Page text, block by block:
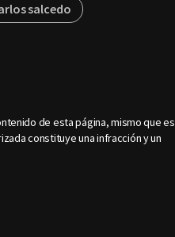
salcedo
de esta página, mismo que es
constituye una infracción y un